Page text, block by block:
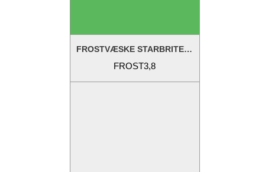
FROSTVÆSKE STARBRITE 3,78 LITER MILJØVENLIGT
FROST3,8